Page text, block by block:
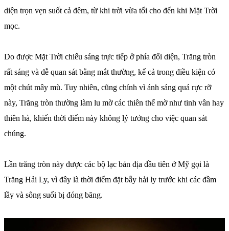
diện trọn vẹn suốt cả đêm, từ khi trời vừa tối cho đến khi Mặt Trời
mọc.
Do được Mặt Trời chiếu sáng trực tiếp ở phía đối diện, Trăng tròn
rất sáng và dễ quan sát bằng mắt thường, kể cả trong điều kiện có
một chút mây mù. Tuy nhiên, cũng chính vì ánh sáng quá rực rỡ
này, Trăng tròn thường làm lu mờ các thiên thể mờ như tinh vân hay
thiên hà, khiến thời điểm này không lý tưởng cho việc quan sát
chúng.
Lần trăng tròn này được các bộ lạc bản địa đầu tiên ở Mỹ gọi là
Trăng Hải Ly, vì đây là thời điểm đặt bẫy hải ly trước khi các đầm
lầy và sông suối bị đóng băng.